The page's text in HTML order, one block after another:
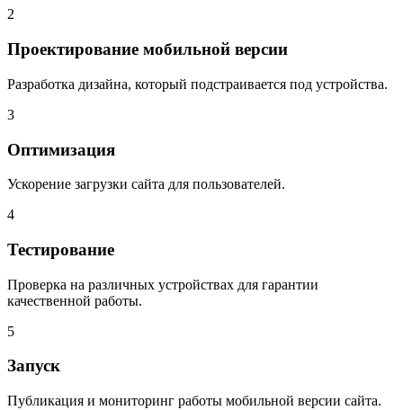
2
Проектирование мобильной версии
Разработка дизайна, который подстраивается под устройства.
3
Оптимизация
Ускорение загрузки сайта для пользователей.
4
Тестирование
Проверка на различных устройствах для гарантии
качественной работы.
5
Запуск
Публикация и мониторинг работы мобильной версии сайта.